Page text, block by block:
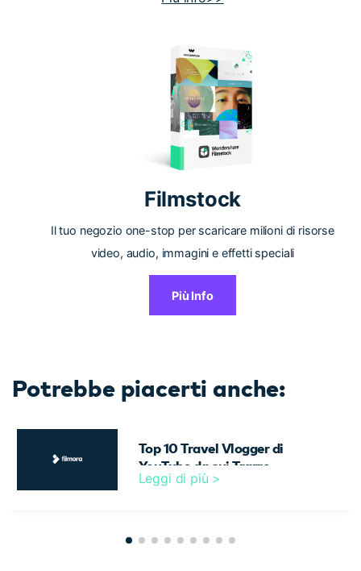
Filmstock
Il tuo negozio one-stop per scaricare milioni di risorse
video, audio, immagini e effetti speciali
Più Info
Potrebbe piacerti anche:
Top 10 Travel Vlogger di
YouTube da cui Trarre
Ispirazione nel 2026
Leggi di più >